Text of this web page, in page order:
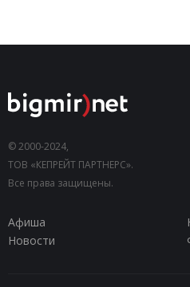
© 2000-2024,
ТОВ «КЕПРЕЙТ ПАРТНЕРС».
Все права защищены.
Афиша
Новости